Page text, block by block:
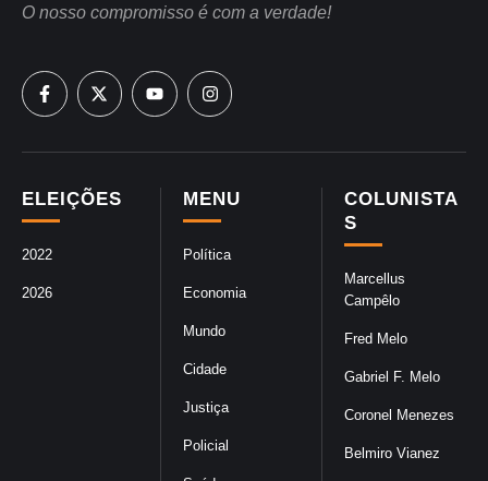
COLUNISTA
S
Marcellus
Campêlo
Fred Melo
Gabriel F. Melo
Coronel Menezes
Belmiro Vianez
MENU
Política
Economia
Mundo
Cidade
Justiça
Policial
ELEIÇÕES
2022
2026
O nosso compromisso é com a verdade!